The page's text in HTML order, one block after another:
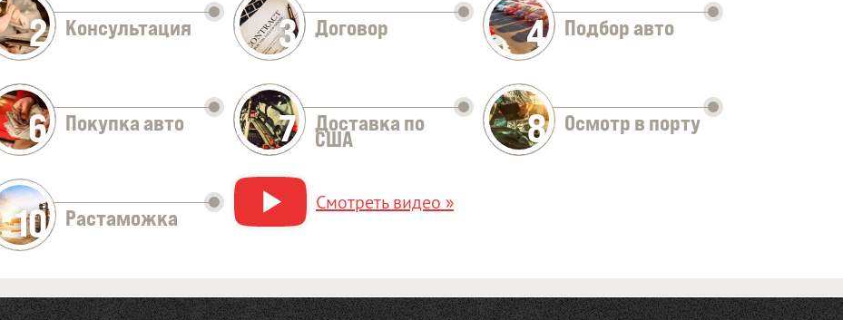
Оставить заявку
2 Консультация 3 Договор 4 Подбор авто
6 Покупка авто 7 Доставка по
США 8 Осмотр в порту
10 Растаможка
Смотреть видео »